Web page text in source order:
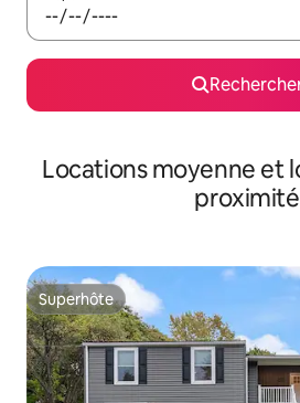
Locations moyenne et
proximité
Superhôte
Superhôte